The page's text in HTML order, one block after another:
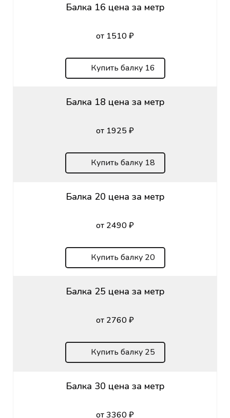
Балка 16 цена за метр
от 1510 ₽
Купить балку 16
Балка 18 цена за метр
от 1925 ₽
Купить балку 18
Балка 20 цена за метр
от 2490 ₽
Купить балку 20
Балка 25 цена за метр
от 2760 ₽
Купить балку 25
Балка 30 цена за метр
от 3360 ₽